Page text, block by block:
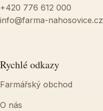
+420 776 612 000
info@farma-nahosovice.cz
Rychlé odkazy
Farmářský obchod
O nás